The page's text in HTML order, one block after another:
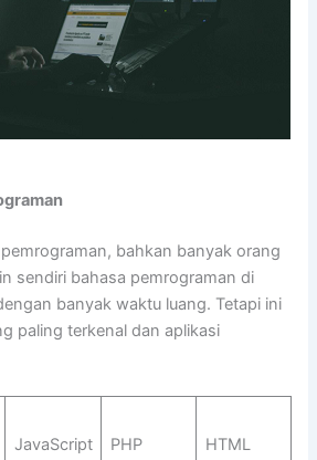
bahkan banyak orang
sendiri bahasa pemrograman di
banyak waktu luang. Tetapi ini
paling terkenal dan aplikasi
JavaScript PHP HTML